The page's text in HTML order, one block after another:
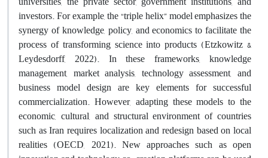
investors. For example, the “triple helix” model emphasizes the
synergy of knowledge, policy, and economics to facilitate the
process of transforming science into products (Etzkowitz &
Leydesdorff, 2022). In these frameworks, knowledge
management, market analysis, technology assessment, and
business model design are key elements for successful
commercialization. However, adapting these models to the
economic, cultural, and structural environment of countries
such as Iran requires localization and redesign based on local
realities (OECD, 2021). New approaches such as open